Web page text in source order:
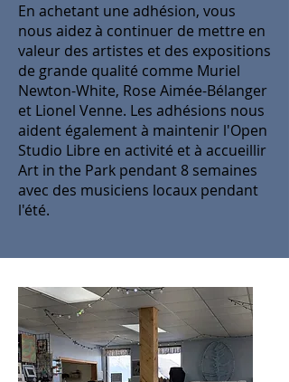
En achetant une adhésion, vous
nous aidez à continuer de mettre en
valeur des artistes et des expositions
de grande qualité comme Muriel
Newton-White, Rose Aimée-Bélanger
et Lionel Venne. Les adhésions nous
aident également à maintenir l'Open
Studio Libre en activité et à accueillir
Art in the Park pendant 8 semaines
avec des musiciens locaux pendant
l'été.